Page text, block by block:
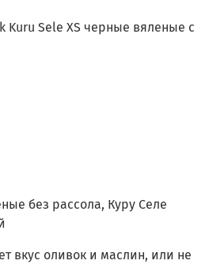
Sele XS черные вяленые с
без рассола, Куру Селе
вкус оливок и маслин, или не